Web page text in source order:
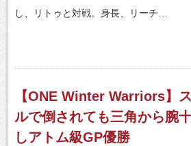
し、リトゥと対戦。身長、リーチ…
【ONE Winter Warriors】
ルで倒されても三角から腕
しアトム級GP優勝